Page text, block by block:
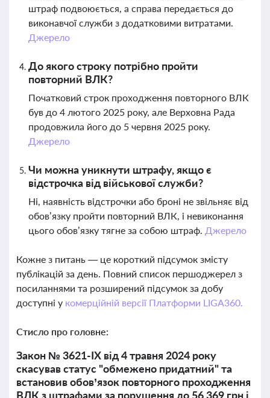
штраф подвоюється, а справа передається до
виконавчої служби з додатковими витратами.
Джерело
До якого строку потрібно пройти
повторний ВЛК?
Початковий строк проходження повторного ВЛК
був до 4 лютого 2025 року, але Верховна Рада
продовжила його до 5 червня 2025 року.
Джерело
Чи можна уникнути штрафу, якщо є
відстрочка від військової служби?
Ні, наявність відстрочки або броні не звільняє від
обов’язку пройти повторний ВЛК, і невиконання
цього обов’язку тягне за собою штраф. Джерело
Кожне з питань — це короткий підсумок змісту
публікацій за день. Повний список першоджерел з
посиланнями та розширений підсумок за добу
доступні у комерційній версії Платформи LIGA360.
Стисло про головне:
Закон № 3621-IX від 4 травня 2024 року
скасував статус "обмежено придатний" та
встановив обов’язок повторного проходження
ВЛК з штрафами за порушення до 56 369 грн і